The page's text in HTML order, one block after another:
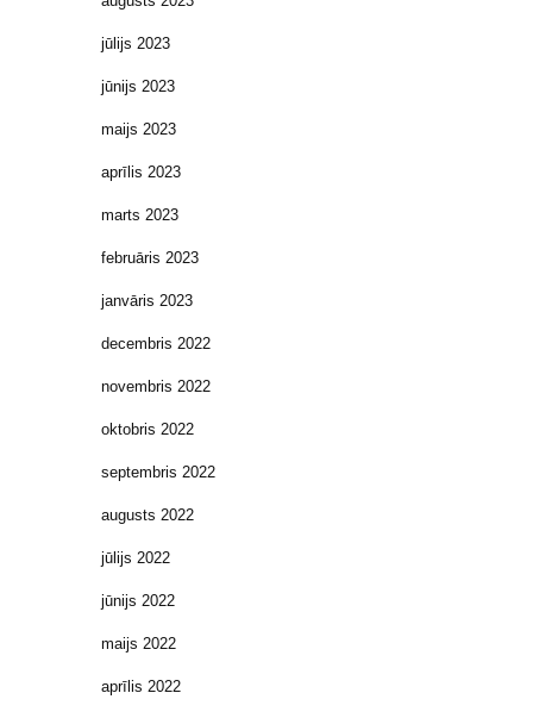
jūlijs 2023
jūnijs 2023
maijs 2023
aprīlis 2023
marts 2023
februāris 2023
janvāris 2023
decembris 2022
novembris 2022
oktobris 2022
septembris 2022
augusts 2022
jūlijs 2022
jūnijs 2022
maijs 2022
aprīlis 2022